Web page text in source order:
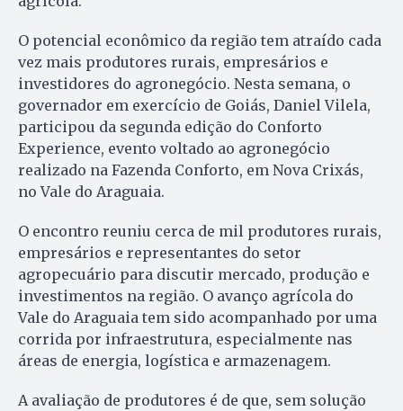
O potencial econômico da região tem atraído cada
vez mais produtores rurais, empresários e
investidores do agronegócio. Nesta semana, o
governador em exercício de Goiás, Daniel Vilela,
participou da segunda edição do Conforto
Experience, evento voltado ao agronegócio
realizado na Fazenda Conforto, em Nova Crixás,
no Vale do Araguaia.
O encontro reuniu cerca de mil produtores rurais,
empresários e representantes do setor
agropecuário para discutir mercado, produção e
investimentos na região. O avanço agrícola do
Vale do Araguaia tem sido acompanhado por uma
corrida por infraestrutura, especialmente nas
áreas de energia, logística e armazenagem.
A avaliação de produtores é de que, sem solução